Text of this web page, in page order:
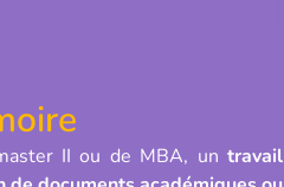
II ou de MBA, un travail